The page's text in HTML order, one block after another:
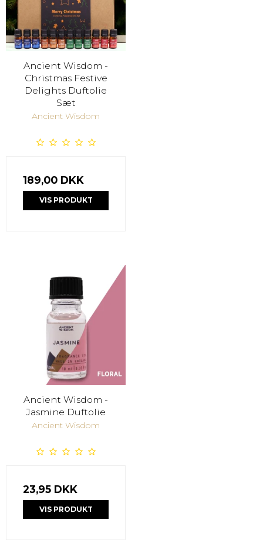
Ancient Wisdom -
Christmas Festive
Delights Duftolie
Sæt
Ancient Wisdom
189,00 DKK
VIS PRODUKT
Ancient Wisdom -
Jasmine Duftolie
Ancient Wisdom
23,95 DKK
VIS PRODUKT